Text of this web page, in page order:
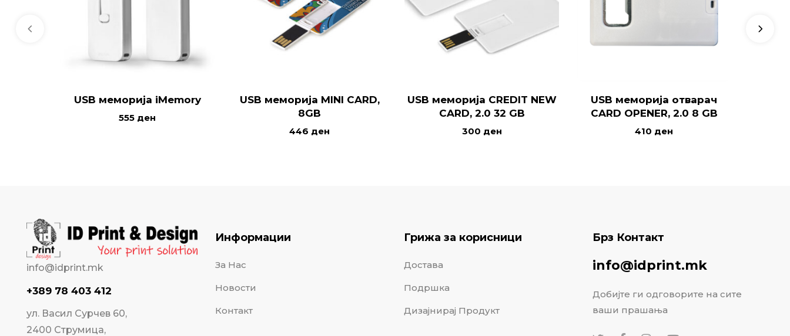
USB меморија iMemory
555 ден
USB меморија MINI CARD,
8GB
446 ден
USB меморија CREDIT NEW
CARD, 2.0 32 GB
300 ден
USB меморија отварач
CARD OPENER, 2.0 8 GB
410 ден
info@idprint.mk
+389 78 403 412
ул. Васил Сурчев 60,
2400 Струмица,
Информации
За Нас
Новости
Контакт
Грижа за корисници
Достава
Подршка
Дизајнирај Продукт
Брз Контакт
info@idprint.mk
Добијте ги одговорите на сите
ваши прашања